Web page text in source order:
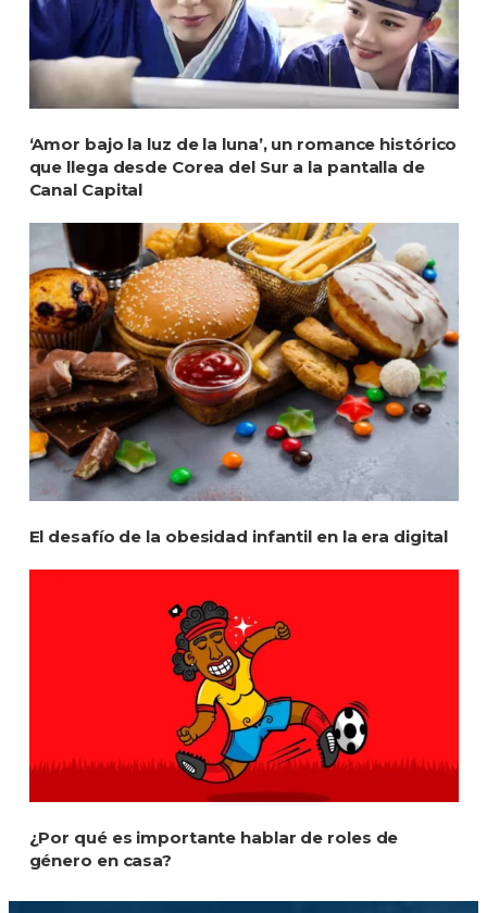
‘Amor bajo la luz de la luna’, un romance histórico
que llega desde Corea del Sur a la pantalla de
Canal Capital
El desafío de la obesidad infantil en la era digital
¿Por qué es importante hablar de roles de
género en casa?